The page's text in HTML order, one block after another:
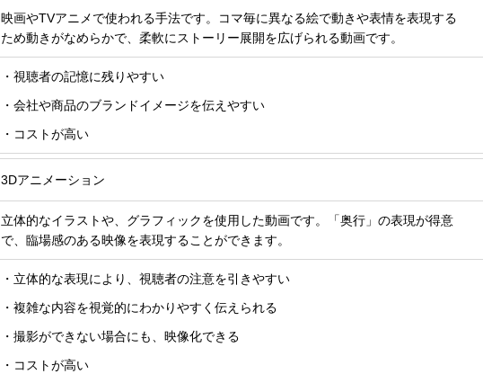
映画やTVアニメで使われる手法です。コマ毎に異なる絵で動きや表情を表現する
ため動きがなめらかで、柔軟にストーリー展開を広げられる動画です。
・視聴者の記憶に残りやすい
・会社や商品のブランドイメージを伝えやすい
・コストが高い
3Dアニメーション
立体的なイラストや、グラフィックを使用した動画です。「奥行」の表現が得意
で、臨場感のある映像を表現することができます。
・立体的な表現により、視聴者の注意を引きやすい
・複雑な内容を視覚的にわかりやすく伝えられる
・撮影ができない場合にも、映像化できる
・コストが高い